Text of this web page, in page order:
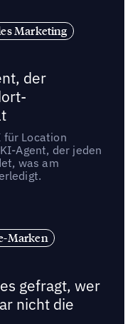
Marketing
der
für Location
Agent, der jeden
was am
Marken
gefragt, wer
nicht die